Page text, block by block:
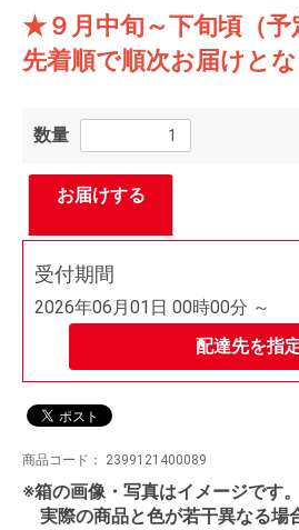
★９月中旬～下旬頃（予
先着順で順次お届けとな
数量
お届けする
配達先を指
受付期間
2026年06月01日 00時00分 ～
商品コード： 2399121400089
※箱の画像・写真はイメージです。
実際の商品と色が若干異なる場